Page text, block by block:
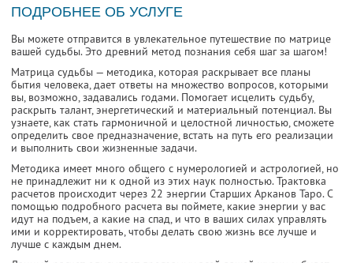
ПОДРОБНЕЕ ОБ УСЛУГЕ
Вы можете отправится в увлекательное путешествие по матрице
вашей судьбы. Это древний метод познания себя шаг за шагом!
Матрица судьбы — методика, которая раскрывает все планы
бытия человека, дает ответы на множество вопросов, которыми
вы, возможно, задавались годами. Помогает исцелить судьбу,
раскрыть талант, энергетический и материальный потенциал. Вы
узнаете, как стать гармоничной и целостной личностью, сможете
определить свое предназначение, встать на путь его реализации
и выполнить свои жизненные задачи.
Методика имеет много общего с нумерологией и астрологией, но
не принадлежит ни к одной из этих наук полностью. Трактовка
расчетов происходит через 22 энергии Старших Арканов Таро. С
помощью подробного расчета вы поймете, какие энергии у вас
идут на подъем, а какие на спад, и что в ваших силах управлять
ими и корректировать, чтобы делать свою жизнь все лучше и
лучше с каждым днем.